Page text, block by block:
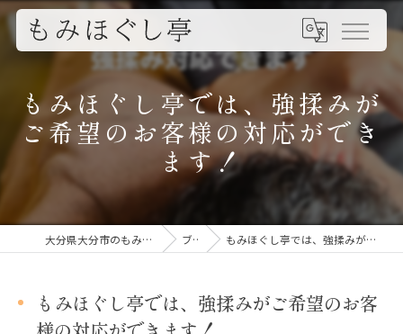
もみほぐし亭では、強揉みが
ご希望のお客様の対応ができ
ます！
大分県大分市のもみほぐしならもみほぐし亭 ブログ もみほぐし亭では、強揉みがご希望のお客様の対応ができます！
もみほぐし亭では、強揉みがご希望のお客